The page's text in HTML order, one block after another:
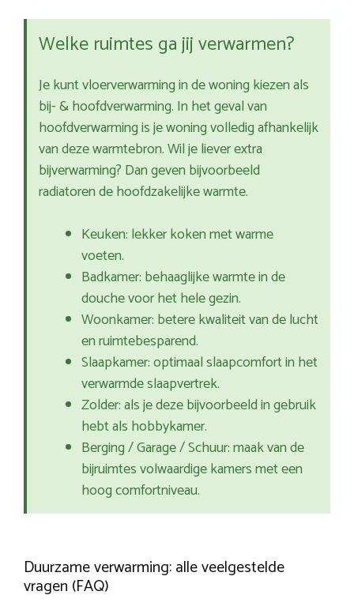
Welke ruimtes ga jij verwarmen?
Je kunt vloerverwarming in de woning kiezen als
bij- & hoofdverwarming. In het geval van
hoofdverwarming is je woning volledig afhankelijk
van deze warmtebron. Wil je liever extra
bijverwarming? Dan geven bijvoorbeeld
radiatoren de hoofdzakelijke warmte.
Keuken: lekker koken met warme
voeten.
Badkamer: behaaglijke warmte in de
douche voor het hele gezin.
Woonkamer: betere kwaliteit van de lucht
en ruimtebesparend.
Slaapkamer: optimaal slaapcomfort in het
verwarmde slaapvertrek.
Zolder: als je deze bijvoorbeeld in gebruik
hebt als hobbykamer.
Berging / Garage / Schuur: maak van de
bijruimtes volwaardige kamers met een
hoog comfortniveau.
Duurzame verwarming: alle veelgestelde
vragen (FAQ)